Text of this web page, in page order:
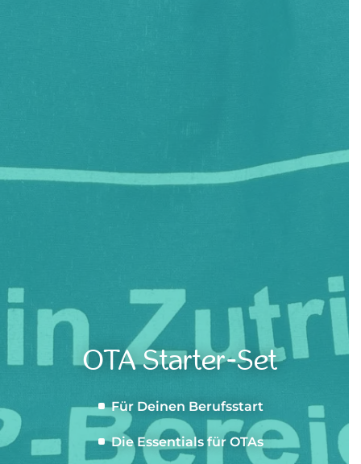
OTA Starter-Set
Für Deinen Berufsstart
Die Essentials für OTAs